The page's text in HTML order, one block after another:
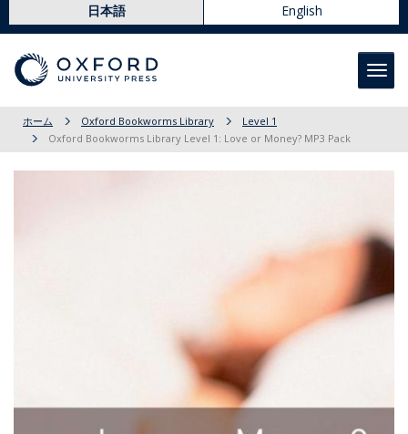
日本語 English
ホーム Oxford Bookworms Library
Level 1
Oxford Bookworms Library Level 1: Love or Money? MP3 Pack